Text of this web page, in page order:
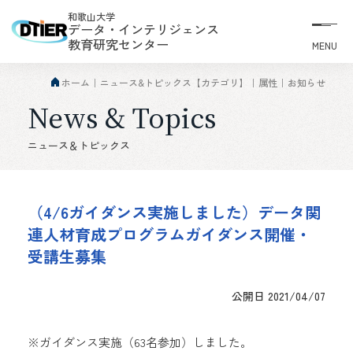
和歌山大学
データ・インテリジェンス
教育研究センター MENU
ホーム ニュース&トピックス【カテゴリ】 属性 お知らせ
News & Topics
ニュース＆トピックス
（4/6ガイダンス実施しました）データ関
連人材育成プログラムガイダンス開催・
受講生募集
公開日 2021/04/07
※ガイダンス実施（63名参加）しました。